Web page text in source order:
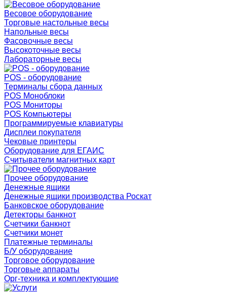
Весовое оборудование
Торговые настольные весы
Напольные весы
Фасовочные весы
Высокоточные весы
Лабораторные весы
POS - оборудование
Терминалы сбора данных
POS Моноблоки
POS Мониторы
POS Компьютеры
Программируемые клавиатуры
Дисплеи покупателя
Чековые принтеры
Оборудование для ЕГАИС
Считыватели магнитных карт
Прочее оборудование
Денежные ящики
Денежные ящики производства Роскат
Банковское оборудование
Детекторы банкнот
Счетчики банкнот
Счетчики монет
Платежные терминалы
Б/У оборудование
Торговое оборудование
Торговые аппараты
Орг-техника и комплектующие